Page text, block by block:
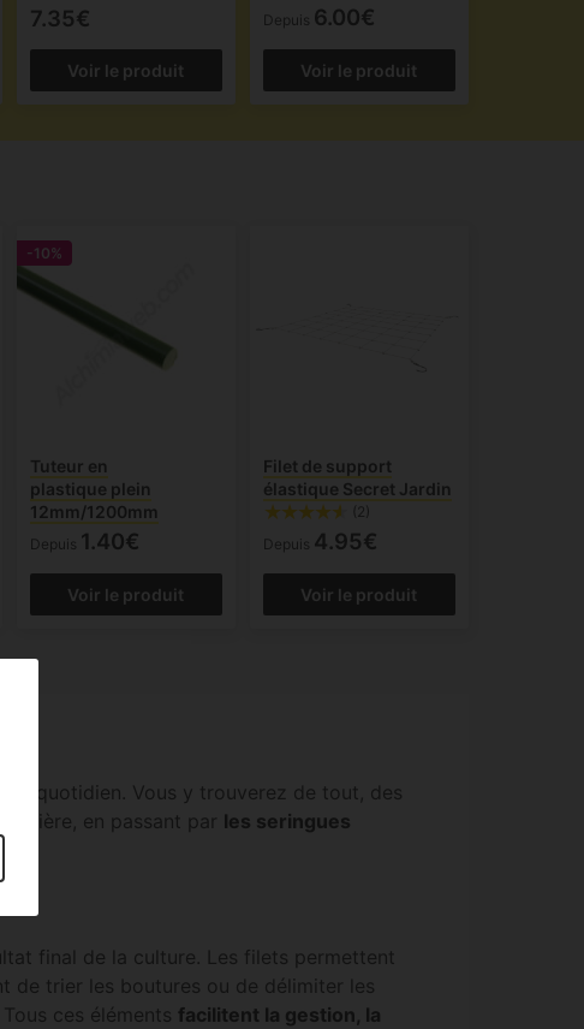
7.35€
Voir le produit
Depuis 6.00€
Voir le produit
-10%
Tuteur en
plastique plein
12mm/1200mm
Depuis 1.40€
Voir le produit
Filet de support
élastique Secret Jardin
(2)
Depuis 4.95€
Voir le produit
quotidien. Vous y trouverez de tout, des
en passant par les seringues
final de la culture. Les filets permettent
de trier les boutures ou de délimiter les
ces éléments facilitent la gestion, la